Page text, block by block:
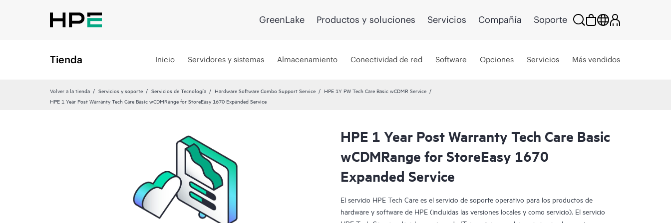
GreenLake Productos y soluciones Servicios Compañía Soporte
Tienda Inicio Servidores y sistemas Almacenamiento Conectividad de red Software Opciones Servicios Más vendidos
Volver a la tienda Servicios y soporte Servicios de Tecnología Hardware Software Combo Support Service
HPE 1Y PW Tech Care Basic wCDMR Service
HPE 1 Year Post Warranty Tech Care Basic wCDMRange for StoreEasy 1670 Expanded Service
HPE 1 Year Post Warranty Tech Care Basic
wCDMRange for StoreEasy 1670
Expanded Service
El servicio HPE Tech Care es el servicio de soporte operativo para los productos de
hardware y software de HPE (incluidas las versiones locales y como servicio). El servicio